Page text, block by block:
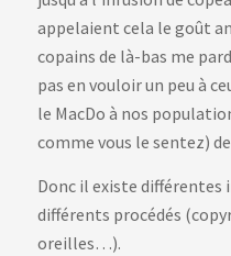
appelaient cela le goût
copains de là-bas me
pas en vouloir un peu à
le MacDo à nos
comme vous le sentez)
Donc il existe différentes
différents procédés
oreilles…).